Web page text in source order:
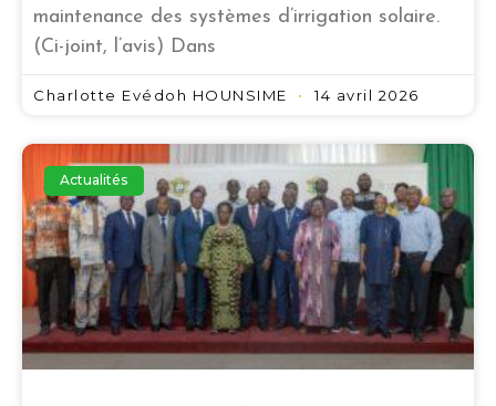
maintenance des systèmes d’irrigation solaire.
(Ci-joint, l’avis) Dans
Charlotte Evédoh HOUNSIME 14 avril 2026
Actualités